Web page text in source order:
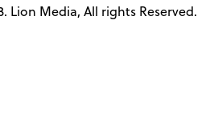
Lion Media, All rights Reserved.